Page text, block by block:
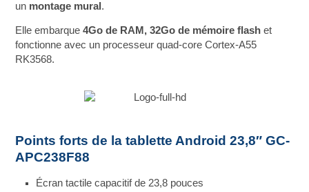
un montage mural .
Elle embarque 4Go de RAM, 32Go de mémoire flash et
fonctionne avec un processeur quad-core Cortex-A55
RK3568.
Points forts de la tablette Android 23,8″ GC-
APC238F88
Écran tactile capacitif de 23,8 pouces